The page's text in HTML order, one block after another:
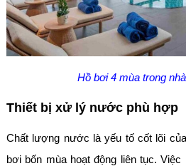
Hồ bơi 4 mùa trong
Thiết bị xử lý nước phù hợp
Chất lượng nước là yếu tố cốt lõi
bơi bốn mùa hoạt động liên tục.